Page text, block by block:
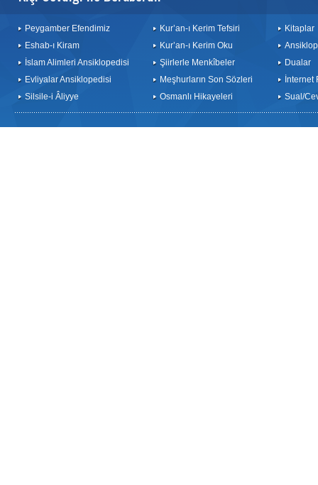
Peygamber Efendimiz
Eshab-ı Kiram
İslam Alimleri Ansiklopedisi
Evliyalar Ansiklopedisi
Silsile-i Âliyye
Kur’an-ı Kerim Tefsiri
Kur’an-ı Kerim Oku
Şiirlerle Menkîbeler
Meşhurların Son Sözleri
Osmanlı Hikayeleri
Kitaplar
Dualar
İnternet
Sual/